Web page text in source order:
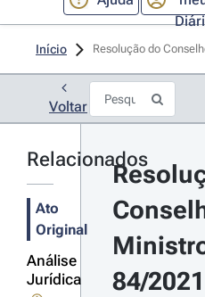
Início Resolução do
Voltar
Relacionados
Ato
Original
Análise
Jurídica
84/